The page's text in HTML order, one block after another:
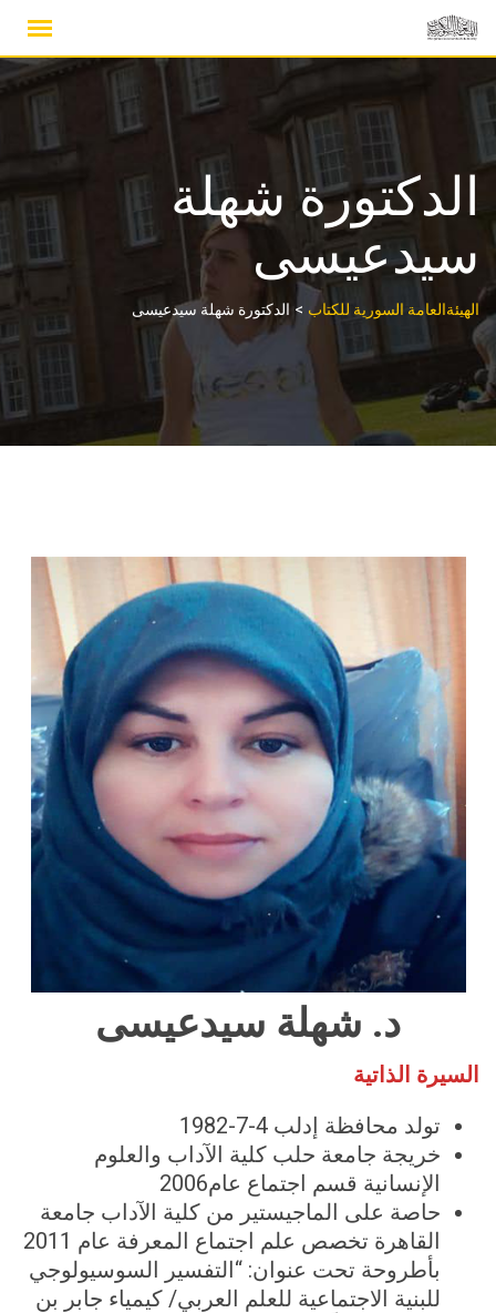
الدكتورة شهلة
سيدعيسى
الهيئةالعامة السورية للكتاب > الدكتورة شهلة سيدعيسى
د. شهلة سيدعيسى
السيرة الذاتية
تولد محافظة إدلب 4-7-1982
خريجة جامعة حلب كلية الآداب والعلوم
الإنسانية قسم اجتماع عام2006
حاصة على الماجيستير من كلية الآداب جامعة
بأطروحة تحت عنوان: “التفسير السوسيولوجي
للبنية الاجتماعية للعلم العربي/ كيمياء جابر بن